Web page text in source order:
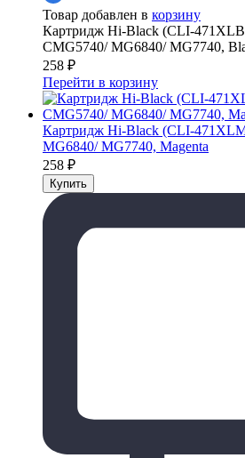
Товар добавлен в корзину
Картридж Hi-Black (CLI-
CMG5740/ MG6840/ MG7740,
258 ₽
Перейти в корзину
Картридж Hi-Black (CLI-
MG6840/ MG7740, Magenta
258 ₽